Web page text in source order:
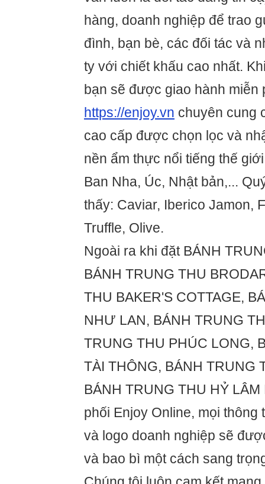
hàng, doanh nghiệp để trao
đình, bạn bè, các đối tác và
ty với chiết khấu cao nhất.
bạn sẽ được giao hành miễn
https://enjoy.vn chuyên cung
cao cấp được chọn lọc và
nền ẩm thực nổi tiếng thế
Ban Nha, Úc, Nhật bản,...
thấy: Caviar, Iberico Jamon,
Truffle, Olive.
Ngoài ra khi đặt BÁNH
BÁNH TRUNG THU
THU BAKER'S COTTAGE,
NHƯ LAN, BÁNH TRUNG
TRUNG THU PHÚC LONG,
TÀI THÔNG, BÁNH TRUNG
BÁNH TRUNG THU HỶ
phối Enjoy Online, mọi thông
và logo doanh nghiệp sẽ
và bao bì một cách sang